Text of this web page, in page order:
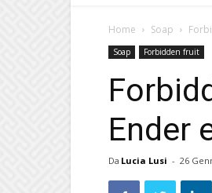
Home Soap
Soap Forbidden fruit
Ender
Da Lucia Lusi - 26